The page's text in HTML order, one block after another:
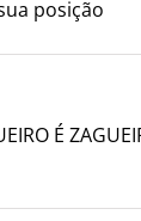
posição
É